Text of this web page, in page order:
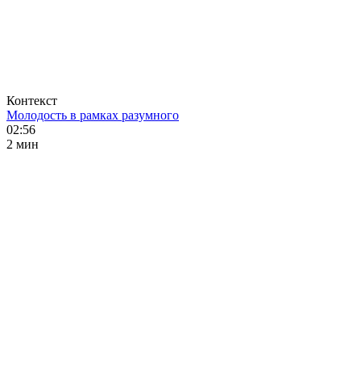
Контекст
Молодость в рамках разумного
02:56
2 мин